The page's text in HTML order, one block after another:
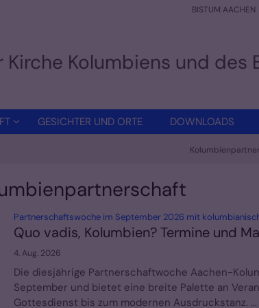
BISTUM AACHEN
Kolumbiens und des
GESICHTER UND ORTE DOWNLOADS
Partnerschaftswoche im September 2026 mit
Quo vadis, Kolumbien? Termine und
4. Aug. 2026
Die diesjährige Partnerschaftwoche Aachen-
September und bietet eine breite Palette an
Gottesdienst bis zum modernen Ausdruckstanz. ...